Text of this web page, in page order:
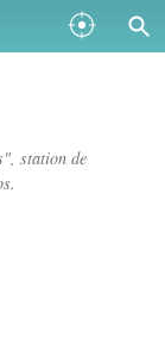
station de